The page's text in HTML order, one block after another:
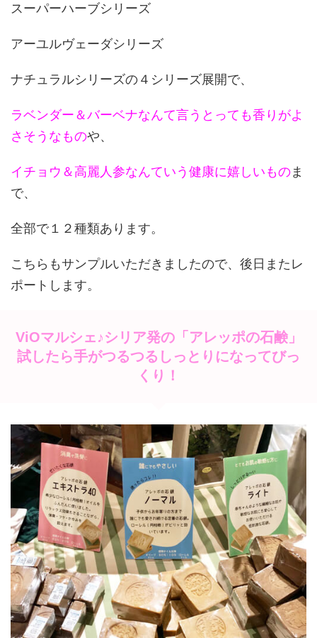
スーパーハーブシリーズ
アーユルヴェーダシリーズ
ナチュラルシリーズの４シリーズ展開で、
ラベンダー＆バーベナなんて言うとっても香りがよ
さそうなものや、
イチョウ＆高麗人参なんていう健康に嬉しいものま
で、
全部で１２種類あります。
こちらもサンプルいただきましたので、後日またレ
ポートします。
ViOマルシェ♪シリア発の「アレッポの石鹸」
試したら手がつるつるしっとりになってびっ
くり！